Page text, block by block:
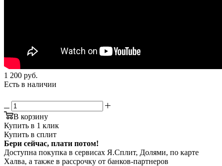
1 200 руб.
Есть в наличии
В корзину
Купить в 1 клик
Купить в сплит
Бери сейчас, плати потом!
Доступна покупка в сервисах Я.Сплит, Долями, по карте
Халва, а также в рассрочку от банков-партнеров